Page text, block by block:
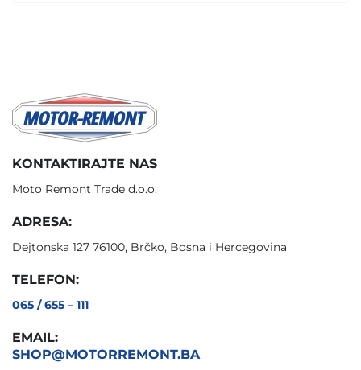
KONTAKTIRAJTE NAS
Moto Remont Trade d.o.o.
ADRESA:
Dejtonska 127 76100, Brčko, Bosna i Hercegovina
TELEFON:
065 / 655 – 111
EMAIL:
SHOP@MOTORREMONT.BA